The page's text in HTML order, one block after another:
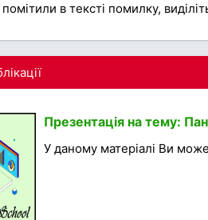
в тексті помилку,
Презентація на тему:
У даному матеріалі Ви